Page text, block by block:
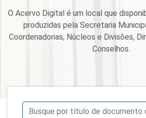
O Acervo Digital é um local que
produzidas pela Secretaria
Coordenadorias, Núcleos e Divisões,
Conselhos.